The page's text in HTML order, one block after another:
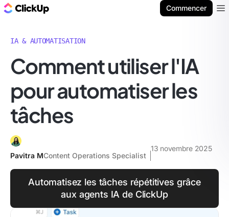
Commencer
IA & AUTOMATISATION
Comment utiliser l'IA
pour automatiser les
tâches
Pavitra MContent Operations Specialist
13 novembre 2025
Automatisez les tâches répétitives grâce
aux agents IA de ClickUp